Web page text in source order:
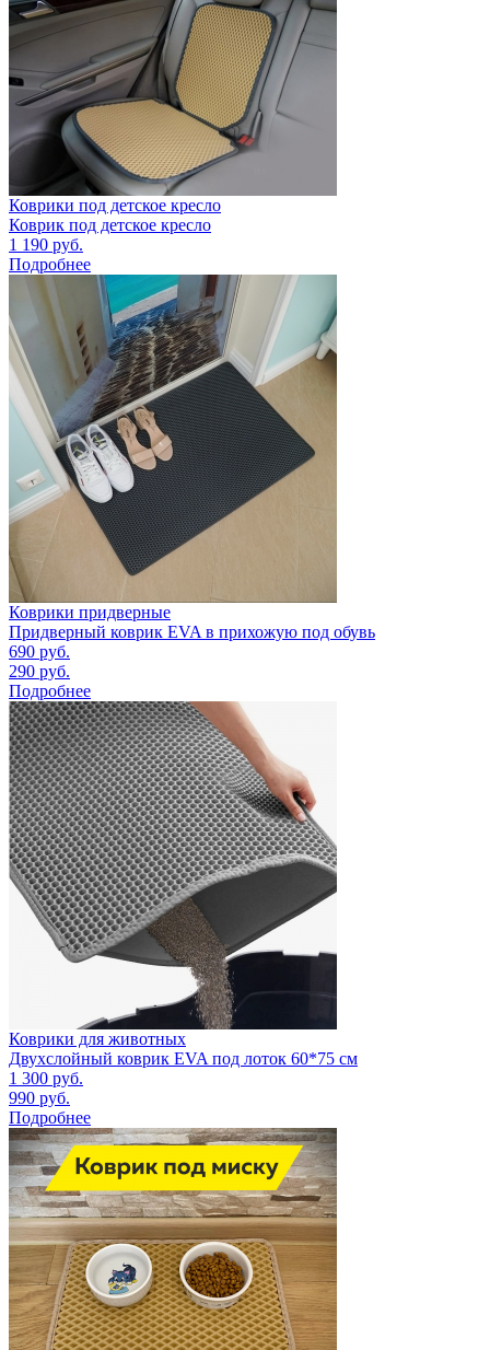
Коврики под детское кресло
Коврик под детское кресло
1 190 руб.
Подробнее
Коврики придверные
Придверный коврик EVA в прихожую под обувь
690 руб.
290 руб.
Подробнее
Коврики для животных
Двухслойный коврик EVA под лоток 60*75 см
1 300 руб.
990 руб.
Подробнее